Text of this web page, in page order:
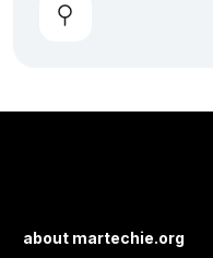
about martechie.org